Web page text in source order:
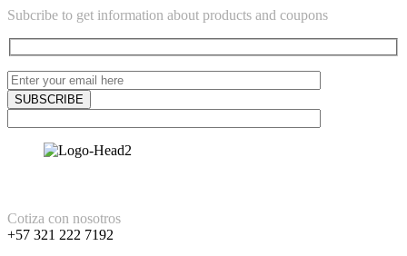
Subcribe to get information about products and coupons
Cotiza con nosotros
+57 321 222 7192